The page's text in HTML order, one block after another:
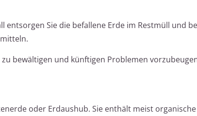
entsorgen Sie die befallene Erde im Restmüll und
bewältigen und künftigen Problemen
oder Erdaushub. Sie enthält meist organische